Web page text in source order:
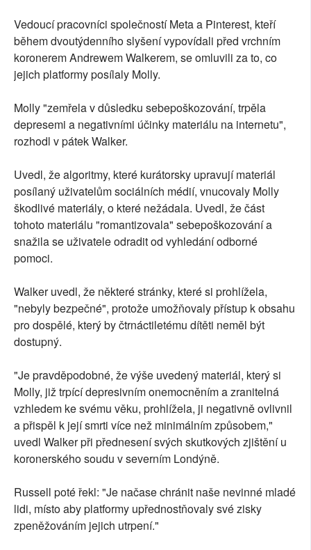
Vedoucí pracovníci společností Meta a Pinterest, kteří
během dvoutýdenního slyšení vypovídali před vrchním
koronerem Andrewem Walkerem, se omluvili za to, co
jejich platformy posílaly Molly.
Molly "zemřela v důsledku sebepoškozování, trpěla
depresemi a negativními účinky materiálu na internetu",
rozhodl v pátek Walker.
Uvedl, že algoritmy, které kurátorsky upravují materiál
posílaný uživatelům sociálních médií, vnucovaly Molly
škodlivé materiály, o které nežádala. Uvedl, že část
tohoto materiálu "romantizovala" sebepoškozování a
snažila se uživatele odradit od vyhledání odborné
pomoci.
Walker uvedl, že některé stránky, které si prohlížela,
"nebyly bezpečné", protože umožňovaly přístup k obsahu
pro dospělé, který by čtrnáctiletému dítěti neměl být
dostupný.
"Je pravděpodobné, že výše uvedený materiál, který si
Molly, již trpící depresivním onemocněním a zranitelná
vzhledem ke svému věku, prohlížela, ji negativně ovlivnil
a přispěl k její smrti více než minimálním způsobem,"
uvedl Walker při přednesení svých skutkových zjištění u
koronerského soudu v severním Londýně.
Russell poté řekl: "Je načase chránit naše nevinné mladé
lidi, místo aby platformy upřednostňovaly své zisky
zpeněžováním jejich utrpení."